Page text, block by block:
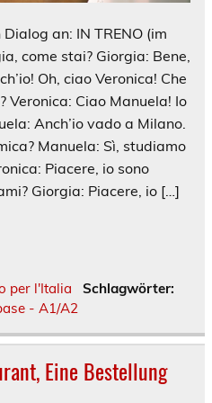
an: IN TRENO (im
come stai? Giorgia: Bene,
Oh, ciao Veronica! Che
Veronica: Ciao Manuela! Io
Anch’io vado a Milano.
Manuela: Sì, studiamo
Piacere, io sono
Giorgia: Piacere, io […]
per l'Italia
Schlagwörter:
- A1/A2
Eine Bestellung